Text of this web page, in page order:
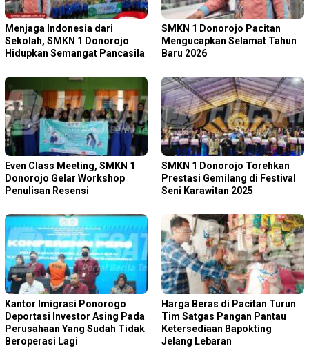
Menjaga Indonesia dari
Sekolah, SMKN 1 Donorojo
Hidupkan Semangat Pancasila
SMKN 1 Donorojo Pacitan
Mengucapkan Selamat Tahun
Baru 2026
Even Class Meeting, SMKN 1
Donorojo Gelar Workshop
Penulisan Resensi
SMKN 1 Donorojo Torehkan
Prestasi Gemilang di Festival
Seni Karawitan 2025
Kantor Imigrasi Ponorogo
Deportasi Investor Asing Pada
Perusahaan Yang Sudah Tidak
Beroperasi Lagi
Harga Beras di Pacitan Turun
Tim Satgas Pangan Pantau
Ketersediaan Bapokting
Jelang Lebaran